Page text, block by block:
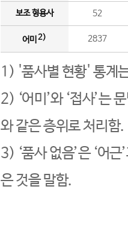
보조 형용사 52
어미 2) 2837
1) '품사별 현황' 통계
2) ‘어미’와 ‘접사’는
와 같은 층위로 처리함.
3) ‘품사 없음’은 ‘어
은 것을 말함.